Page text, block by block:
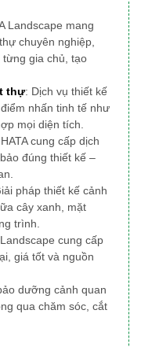
Landscape mang
chuyên nghiệp,
gia chủ, tạo
thự: Dịch vụ thiết kế
nhấn tinh tế như
mọi diện tích.
cung cấp dịch
đúng thiết kế –
pháp thiết kế cảnh
cây xanh, mặt
trình.
Landscape cung cấp
giá tốt và nguồn
dưỡng cảnh quan
qua chăm sóc, cắt